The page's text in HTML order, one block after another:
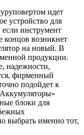
идет
устройство для
инструмент
концов возникнет
на новый. В
продукции.
надежности,
фирменный
подойдет к
блоки для
выбрать именно тот,